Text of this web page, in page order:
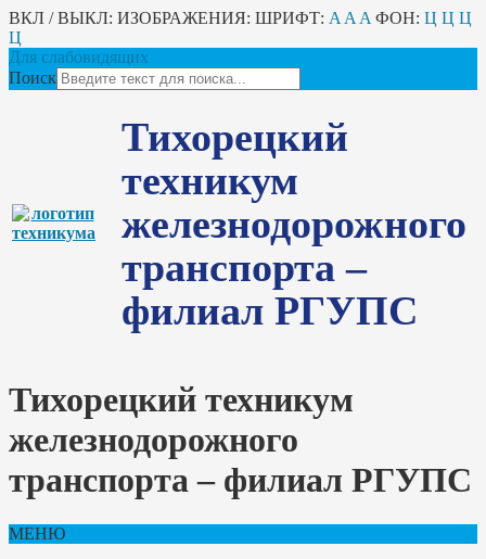
ВКЛ / ВЫКЛ: ИЗОБРАЖЕНИЯ: ШРИФТ: A A A ФОН: Ц Ц Ц
Ц
Для слабовидящих
Поиск
Тихорецкий
техникум
железнодорожного
транспорта –
филиал РГУПС
Тихорецкий техникум
железнодорожного
транспорта – филиал РГУПС
МЕНЮ